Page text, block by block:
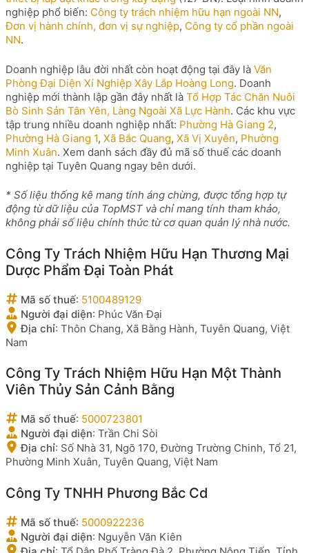
nghiệp phổ biến: Công ty trách nhiệm hữu hạn ngoài NN,
Đơn vị hành chính, đơn vị sự nghiệp, Công ty cổ phần ngoài
NN.
Doanh nghiệp lâu đời nhất còn hoạt động tại đây là Văn
Phòng Đại Diện Xí Nghiệp Xây Lắp Hoàng Long. Doanh
nghiệp mới thành lập gần đây nhất là Tổ Hợp Tác Chăn Nuôi
Bò Sinh Sản Tân Yên, Làng Ngoài Xã Lực Hành. Các khu vực
tập trung nhiều doanh nghiệp nhất: Phường Hà Giang 2,
Phường Hà Giang 1, Xã Bắc Quang, Xã Vị Xuyên, Phường
Minh Xuân. Xem danh sách đầy đủ mã số thuế các doanh
nghiệp tại Tuyên Quang ngay bên dưới.
* Số liệu thống kê mang tính áng chừng, được tổng hợp tự
động từ dữ liệu của TopMST và chỉ mang tính tham khảo,
không phải số liệu chính thức từ cơ quan quản lý nhà nước.
Công Ty Trách Nhiệm Hữu Hạn Thương Mại
Dược Phẩm Đại Toàn Phát
Mã số thuế: 5100489129
Người đại diện: Phúc Văn Đại
Địa chỉ: Thôn Chang, Xã Bằng Hành, Tuyên Quang, Việt
Nam
Công Ty Trách Nhiệm Hữu Hạn Một Thành
Viên Thủy Sản Cảnh Bằng
Mã số thuế: 5000723801
Người đại diện: Trần Chi Sòi
Địa chỉ: Số Nhà 31, Ngõ 170, Đường Trường Chinh, Tổ 21,
Phường Minh Xuân, Tuyên Quang, Việt Nam
Công Ty TNHH Phương Bắc Cd
Mã số thuế: 5000922236
Người đại diện: Nguyễn Văn Kiên